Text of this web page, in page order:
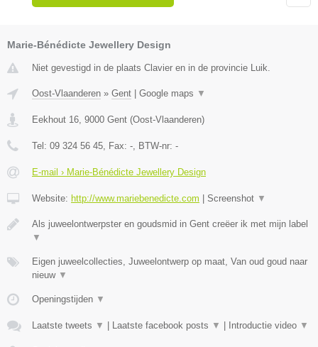
Marie-Bénédicte Jewellery Design
Niet gevestigd in de plaats Clavier en in de provincie Luik.
Oost-Vlaanderen » Gent Google maps ▼
Eekhout 16, 9000 Gent (Oost-Vlaanderen)
Tel: 09 324 56 45, Fax: -, BTW-nr: -
E-mail › Marie-Bénédicte Jewellery Design
Website: http://www.mariebenedicte.com Screenshot ▼
Als juweelontwerpster en goudsmid in Gent creëer ik met mijn label
▼
Eigen juweelcollecties, Juweelontwerp op maat, Van oud goud naar
nieuw ▼
Openingstijden ▼
Laatste tweets ▼ Laatste facebook posts ▼ Introductie video ▼